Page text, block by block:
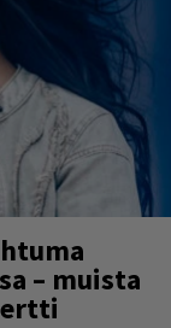
– muista